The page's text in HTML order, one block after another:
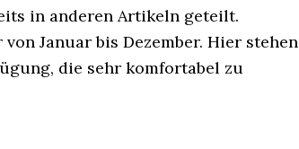
in anderen Artikeln geteilt.
Januar bis Dezember. Hier stehen
die sehr komfortabel zu